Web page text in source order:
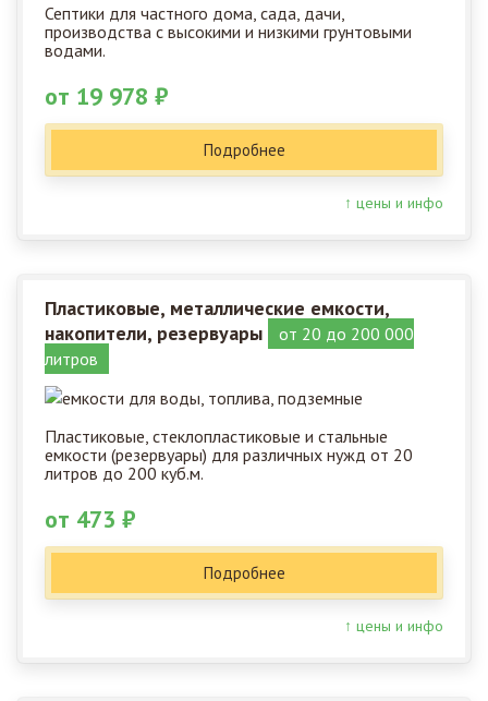
Септики для частного дома, сада, дачи,
производства с высокими и низкими грунтовыми
водами.
от 19 978 ₽
Подробнее
↑ цены и инфо
Пластиковые, металлические емкости,
накопители, резервуары
от 20 до 200 000
литров
Пластиковые, стеклопластиковые и стальные
емкости (резервуары) для различных нужд от 20
литров до 200 куб.м.
от 473 ₽
Подробнее
↑ цены и инфо